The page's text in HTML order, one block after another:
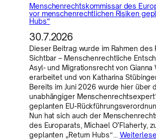
Menschenrechtskommissar des
vor menschenrechtlichen Risiken
Hubs“
30.7.2026
Dieser Beitrag wurde im Rahmen des
Sichtbar – Menschenrechtliche
Asyl- und Migrationsrecht von Gianna
erarbeitet und von Katharina
Bereits im Juni 2026 wurde hier über
unabhängiger
geplanten EU-
Nun hat sich auch der
des Europarats, Michael O’Flaherty,
geplanten „Return Hubs“…